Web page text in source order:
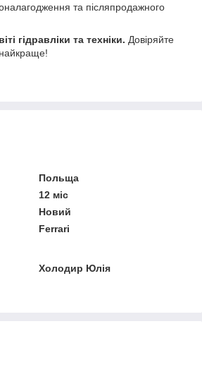
та післяпродажного
гідравліки та техніки. Довіряйте
Польща
12 міс
Новий
Ferrari
Холодир Юлія